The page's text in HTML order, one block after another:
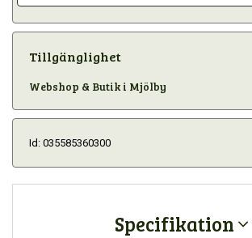
Tillgänglighet
Webshop & Butik i Mjölby
Id: 035585360300
Specifikation